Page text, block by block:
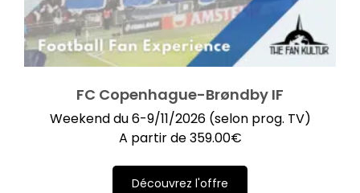
FC Copenhague-Brøndby IF
Weekend du 6-9/11/2026 (selon prog. TV)
A partir de359.00€
Découvrez l'offre